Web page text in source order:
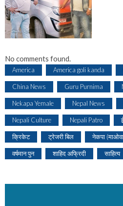
No comments found.
America America goli kanda
China News Guru Purnima
Nekapa Yemale Nepal News
Nepali Culture Nepali Patro
क्रिकेट ट्रेजरी बिल नेकपा
वर्षमान पुन शाहिद अफ्रिदी साहित्य